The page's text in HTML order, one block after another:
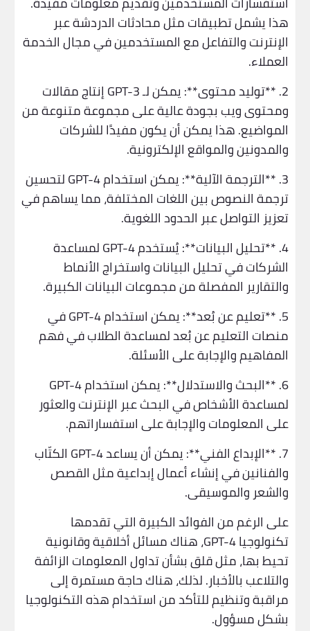
هذا يشمل تطبيقات مثل محادثات الدردشة عبر
الإنترنت والتفاعل مع المستخدمين في مجال الخدمة
العملاء.
2. **توليد محتوى**: يمكن لـ GPT-3 إنتاج مقالات
ومحتوى ويب بجودة عالية على مجموعة متنوعة من
المواضيع. هذا يمكن أن يكون مفيدًا للشركات
والمدونين والمواقع الإلكترونية.
3. **الترجمة الآلية**: يمكن استخدام GPT-4 لتحسين
ترجمة النصوص بين اللغات المختلفة، مما يساهم في
تعزيز التواصل عبر الحدود اللغوية.
4. **تحليل البيانات**: يُستخدم GPT-4 لمساعدة
الشركات في تحليل البيانات واستخراج الأنماط
والتقارير المفصلة من مجموعات البيانات الكبيرة.
5. **تعليم عن بُعد**: يمكن استخدام GPT-4 في
منصات التعليم عن بُعد لمساعدة الطلاب في فهم
المفاهيم والإجابة على الأسئلة.
6. **البحث والاستدلال**: يمكن استخدام GPT-4
لمساعدة الأشخاص في البحث عبر الإنترنت والعثور
على المعلومات والإجابة على استفساراتهم.
7. **الإبداع الفني**: يمكن أن يساعد GPT-4 الكتّاب
والفنانين في إنشاء أعمال إبداعية مثل القصص
والشعر والموسيقى.
على الرغم من الفوائد الكبيرة التي تقدمها
تكنولوجيا GPT-4، هناك مسائل أخلاقية وقانونية
تحيط بها، مثل قلق بشأن تداول المعلومات الزائفة
والتلاعب بالأخبار. لذلك، هناك حاجة مستمرة إلى
مراقبة وتنظيم للتأكد من استخدام هذه التكنولوجيا
بشكل مسؤول.